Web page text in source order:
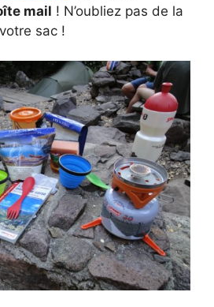
mail ! N’oubliez pas de la
sac !